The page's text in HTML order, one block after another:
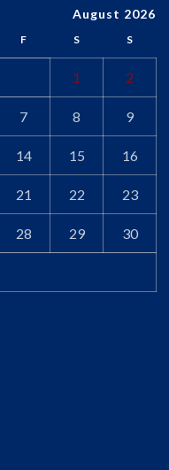
August 2026
F S S
1 2
7 8 9
14 15 16
21 22 23
28 29 30